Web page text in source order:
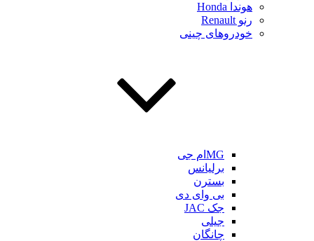
هوندا Honda
رنو Renault
خودروهای چینی
MGام جی
برلیانس
بسترن
بی وای دی
جک JAC
جیلی
چانگان